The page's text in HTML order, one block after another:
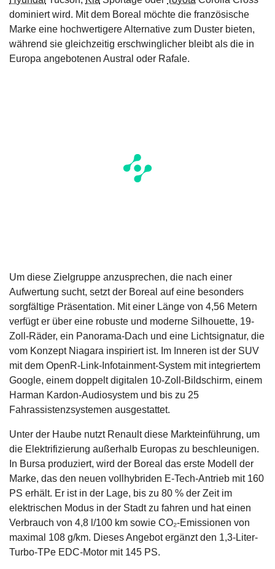
dominiert wird. Mit dem Boreal möchte die französische
Marke eine hochwertigere Alternative zum Duster bieten,
während sie gleichzeitig erschwinglicher bleibt als die in
Europa angebotenen Austral oder Rafale.
Um diese Zielgruppe anzusprechen, die nach einer
Aufwertung sucht, setzt der Boreal auf eine besonders
sorgfältige Präsentation. Mit einer Länge von 4,56 Metern
verfügt er über eine robuste und moderne Silhouette, 19-
Zoll-Räder, ein Panorama-Dach und eine Lichtsignatur, die
vom Konzept Niagara inspiriert ist. Im Inneren ist der SUV
mit dem OpenR-Link-Infotainment-System mit integriertem
Google, einem doppelt digitalen 10-Zoll-Bildschirm, einem
Harman Kardon-Audiosystem und bis zu 25
Fahrassistenzsystemen ausgestattet.
Unter der Haube nutzt Renault diese Markteinführung, um
die Elektrifizierung außerhalb Europas zu beschleunigen.
In Bursa produziert, wird der Boreal das erste Modell der
Marke, das den neuen vollhybriden E-Tech-Antrieb mit 160
PS erhält. Er ist in der Lage, bis zu 80 % der Zeit im
elektrischen Modus in der Stadt zu fahren und hat einen
Verbrauch von 4,8 l/100 km sowie CO₂-Emissionen von
maximal 108 g/km. Dieses Angebot ergänzt den 1,3-Liter-
Turbo-TPe EDC-Motor mit 145 PS.